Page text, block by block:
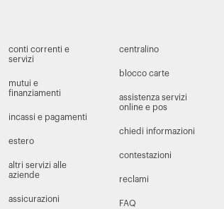
conti correnti e
servizi
mutui e
finanziamenti
incassi e pagamenti
estero
altri servizi alle
aziende
assicurazioni
centralino
blocco carte
assistenza servizi
online e pos
chiedi informazioni
contestazioni
reclami
FAQ